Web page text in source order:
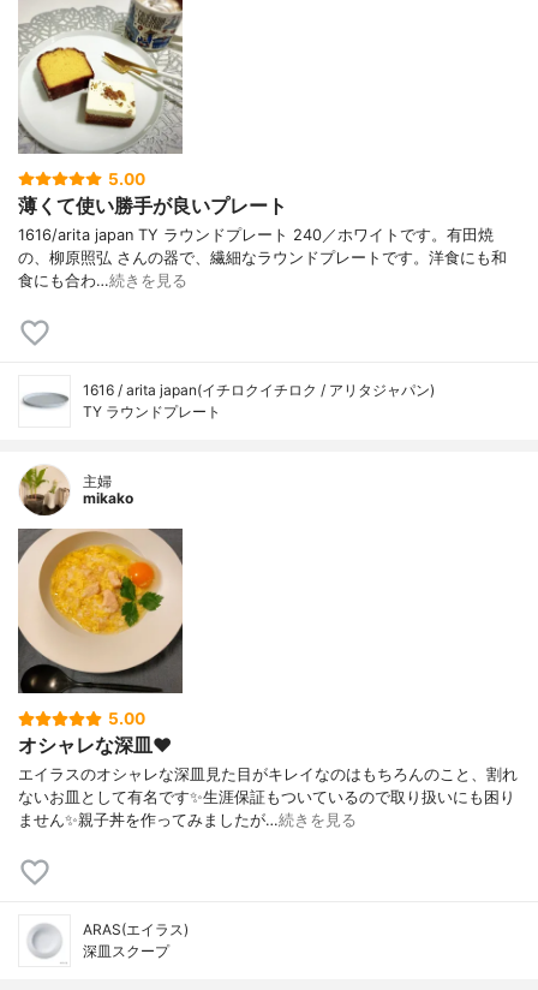
5.00
薄くて使い勝手が良いプレート
1616/arita japan TY ラウンドプレート 240／ホワイトです。有田焼
の、柳原照弘 さんの器で、繊細なラウンドプレートです。洋食にも和
食にも合わ…続きを見る
1616 / arita japan(イチロクイチロク / アリタジャパン)
TY ラウンドプレート
主婦
mikako
5.00
オシャレな深皿❤️
エイラスのオシャレな深皿見た目がキレイなのはもちろんのこと、割れ
ないお皿として有名です✨生涯保証もついているので取り扱いにも困り
ません✨親子丼を作ってみましたが…続きを見る
ARAS(エイラス)
深皿スクープ